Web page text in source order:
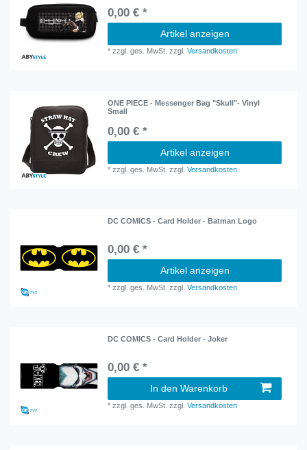
0,00 € *
Artikel anzeigen
*zzgl. ges. MwSt. zzgl.Versandkosten
ONE PIECE - Messenger Bag "Skull"- Vinyl
Small
0,00 € *
Artikel anzeigen
*zzgl. ges. MwSt. zzgl.Versandkosten
DC COMICS - Card Holder - Batman Logo
0,00 € *
Artikel anzeigen
*zzgl. ges. MwSt. zzgl.Versandkosten
DC COMICS - Card Holder - Joker
0,00 € *
In den Warenkorb
*zzgl. ges. MwSt. zzgl.Versandkosten